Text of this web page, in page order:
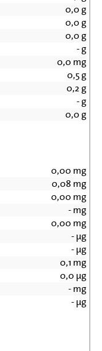
0,0 g
0,0 g
0,0 g
-g
0,0 mg
0,5g
0,2 g
-g
0,0 g
0,00 mg
0,08 mg
0,00 mg
-mg
0,00 mg
-µg
-µg
0,1 mg
0,0 µg
-mg
-µg